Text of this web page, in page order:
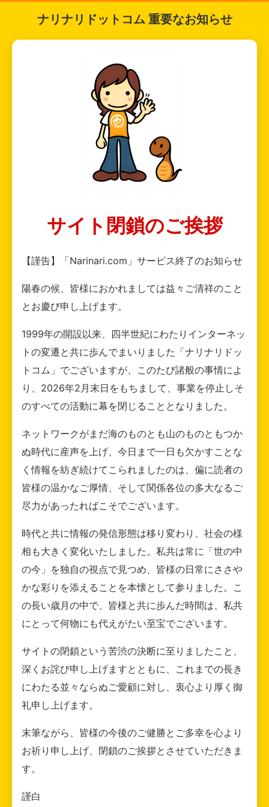
ナリナリドットコム 重要なお知らせ
サイト閉鎖のご挨拶
【謹告】「Narinari.com」サービス終了のお知らせ
陽春の候、皆様におかれましては益々ご清祥のこと
とお慶び申し上げます。
1999年の開設以来、四半世紀にわたりインターネッ
トの変遷と共に歩んでまいりました「ナリナリドッ
トコム」でございますが、このたび諸般の事情によ
り、2026年2月末日をもちまして、事業を停止しそ
のすべての活動に幕を閉じることとなりました。
ネットワークがまだ海のものとも山のものともつか
ぬ時代に産声を上げ、今日まで一日も欠かすことな
く情報を紡ぎ続けてこられましたのは、偏に読者の
皆様の温かなご厚情、そして関係各位の多大なるご
尽力があったればこそでございます。
時代と共に情報の発信形態は移り変わり、社会の様
相も大きく変化いたしました。私共は常に「世の中
の今」を独自の視点で見つめ、皆様の日常にささや
かな彩りを添えることを本懐として参りました。こ
の長い歳月の中で、皆様と共に歩んだ時間は、私共
にとって何物にも代えがたい至宝でございます。
サイトの閉鎖という苦渋の決断に至りましたこと、
深くお詫び申し上げますとともに、これまでの長き
にわたる並々ならぬご愛顧に対し、衷心より厚く御
礼申し上げます。
末筆ながら、皆様の今後のご健勝とご多幸を心より
お祈り申し上げ、閉鎖のご挨拶とさせていただきま
す。
謹白